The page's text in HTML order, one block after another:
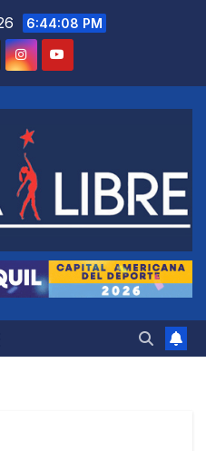
6:44:09 PM